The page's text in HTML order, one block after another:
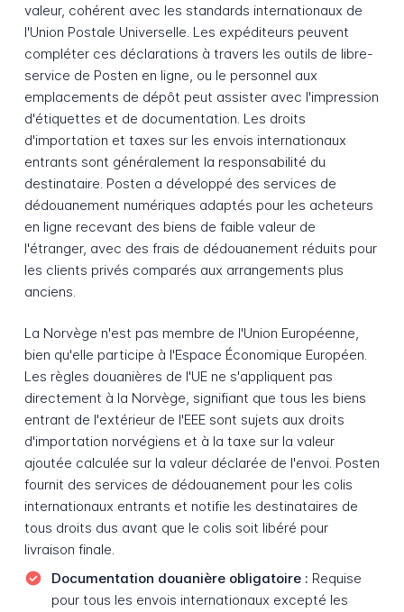
valeur, cohérent avec les standards internationaux de
l'Union Postale Universelle. Les expéditeurs peuvent
compléter ces déclarations à travers les outils de libre-
service de Posten en ligne, ou le personnel aux
emplacements de dépôt peut assister avec l'impression
d'étiquettes et de documentation. Les droits
d'importation et taxes sur les envois internationaux
entrants sont généralement la responsabilité du
destinataire. Posten a développé des services de
dédouanement numériques adaptés pour les acheteurs
en ligne recevant des biens de faible valeur de
l'étranger, avec des frais de dédouanement réduits pour
les clients privés comparés aux arrangements plus
anciens.
La Norvège n'est pas membre de l'Union Européenne,
bien qu'elle participe à l'Espace Économique Européen.
Les règles douanières de l'UE ne s'appliquent pas
directement à la Norvège, signifiant que tous les biens
entrant de l'extérieur de l'EEE sont sujets aux droits
d'importation norvégiens et à la taxe sur la valeur
ajoutée calculée sur la valeur déclarée de l'envoi. Posten
fournit des services de dédouanement pour les colis
internationaux entrants et notifie les destinataires de
tous droits dus avant que le colis soit libéré pour
livraison finale.
Documentation douanière obligatoire : Requise
pour tous les envois internationaux excepté les